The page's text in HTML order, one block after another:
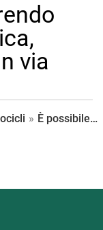
via
» È possibile, percorrendo viale della Repubblica, svoltare a sinistra in via Rasi